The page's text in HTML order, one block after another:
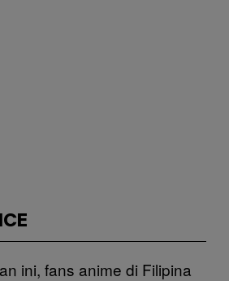
ini, fans anime di Filipina